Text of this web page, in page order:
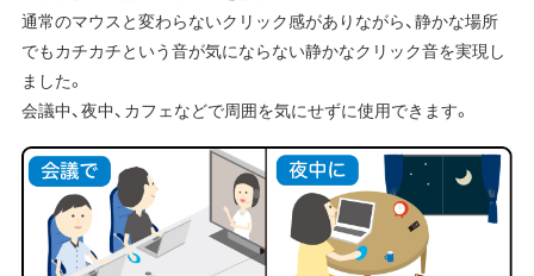
通常のマウスと変わらないクリック感がありながら、静かな場所
でもカチカチという音が気にならない静かなクリック音を実現し
ました。
会議中、夜中、カフェなどで周囲を気にせずに使用できます。